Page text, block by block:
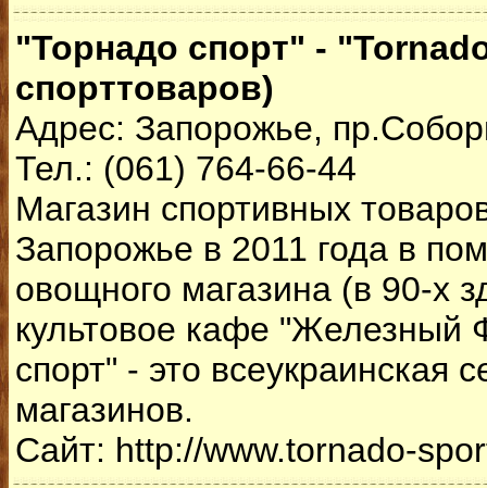
"Торнадо спорт" -
спорттоваров)
Адрес: Запорожье,
Тел.: (061) 764-66-44
Магазин спортивных
Запорожье в 2011 года в
овощного магазина (в 90-х
культовое кафе "Железный
спорт" - это всеукраинская
магазинов.
Сайт: http://www.tornado-